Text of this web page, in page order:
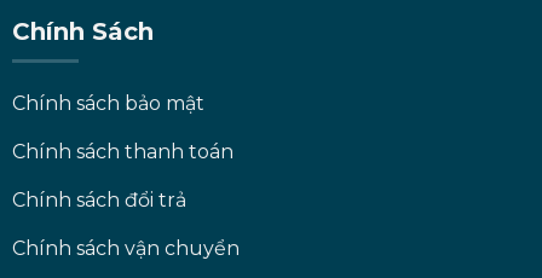
Chính Sách
Chính sách bảo mật
Chính sách thanh toán
Chính sách đổi trả
Chính sách vận chuyển